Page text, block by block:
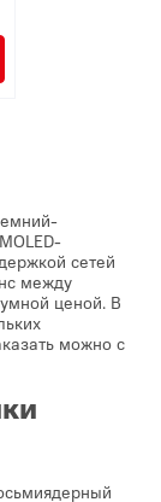
сетей
между
ценой. В
можно с